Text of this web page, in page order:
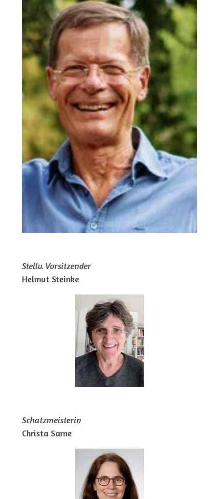
Stellv. Vorsitzender
Helmut Steinke
Schatzmeisterin
Christa Sarne